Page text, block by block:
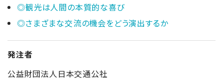
◎観光は人間の本質的な喜び
◎さまざまな交流の機会をどう演出するか
発注者
公益財団法人日本交通公社